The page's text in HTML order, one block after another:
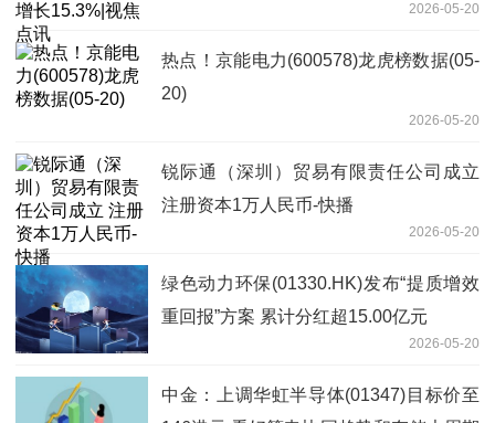
2026-05-20
热点！京能电力(600578)龙虎榜数据(05-
20)
2026-05-20
锐际通（深圳）贸易有限责任公司成立
注册资本1万人民币-快播
2026-05-20
绿色动力环保(01330.HK)发布“提质增效
重回报”方案 累计分红超15.00亿元
2026-05-20
中金：上调华虹半导体(01347)目标价至